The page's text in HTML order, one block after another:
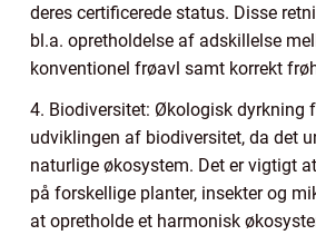
deres certificerede status. Disse
bl.a. opretholdelse af adskillelse
konventionel frøavl samt korrekt
4. Biodiversitet: Økologisk dyrkning
udviklingen af biodiversitet, da det
naturlige økosystem. Det er vigtigt
på forskellige planter, insekter og
at opretholde et harmonisk